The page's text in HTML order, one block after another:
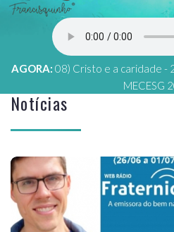
AGORA: 08) Cristo e a caridade -
MECESG
Notícias